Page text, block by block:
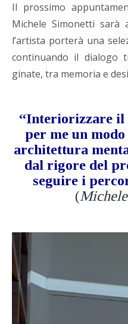
Il prossimo
Michele Simonetti
l’artista porterà una
continuando il dialogo
ginate, tra memoria e
“Interiorizzare il
per me un
architettura
dal rigore del
seguire i
(
Video
Player